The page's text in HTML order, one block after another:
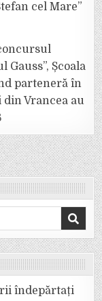
cel Mare”
Școala
parteneră în
Vrancea au
îndepărtați